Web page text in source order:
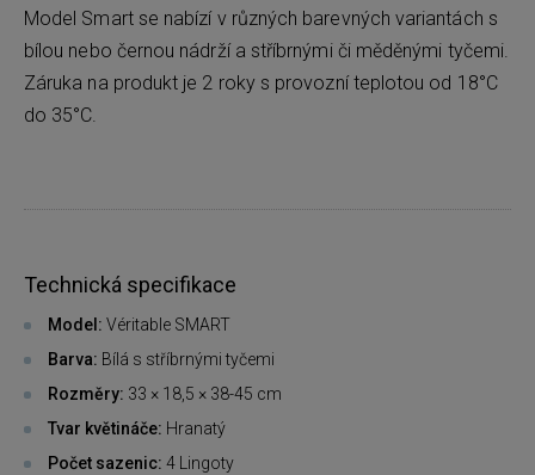
Model Smart se nabízí v různých barevných variantách s
bílou nebo černou nádrží a stříbrnými či měděnými tyčemi.
Záruka na produkt je 2 roky s provozní teplotou od 18°C
do 35°C.
Technická specifikace
Model: Véritable SMART
Barva: Bílá s stříbrnými tyčemi
Rozměry: 33 × 18,5 × 38-45 cm
Tvar květináče: Hranatý
Počet sazenic: 4 Lingoty